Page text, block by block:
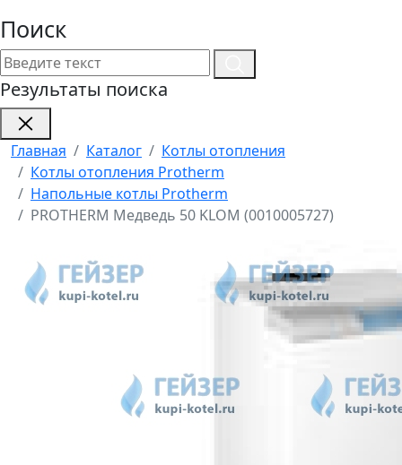
Поиск
Результаты поиска
Главная Каталог
Котлы отопления
Котлы отопления Protherm
Напольные котлы Protherm
PROTHERM Медведь 50 KLOM (0010005727)